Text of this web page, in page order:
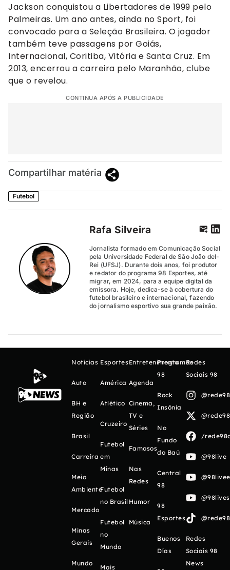
Jackson conquistou a Libertadores de 1999 pelo
Palmeiras. Um ano antes, ainda no Sport, foi
convocado para a Seleção Brasileira. O jogador
também teve passagens por Goiás,
Internacional, Coritiba, Vitória e Santa Cruz. Em
2013, encerrou a carreira pelo Maranhão, clube
que o revelou.
CONTINUA APÓS A PUBLICIDADE
Compartilhar matéria
Futebol
Rafa Silveira
Jornalista formado em Comunicação Social
pela Universidade Federal de São João del-
Rei (UFSJ). Durante dois anos, foi produtor
e redator do programa 98 Esportes, até
migrar, em 2024, para a equipe digital da
emissora. Hoje, dedica-se à cobertura do
futebol brasileiro e internacional, fazendo
do jornalismo esportivo sua grande paixão.
Notícias
Auto
BH e
Região
Brasil
Carreira
Meio
Ambiente
Mercado
Minas
Gerais
Mundo
Esportes
América
Atlético
Cruzeiro
Futebol
em
Minas
Futebol
no Brasil
Futebol
no
Mundo
Mais
Entretenimento
Agenda
Cinema,
TV e
Séries
Famosos
Nas
Redes
Humor
Música
Programas
98
Rock
Insônia
No
Fundo
do Baú
Central
98
98
Esportes
Buenos
Días
Redes
Sociais 98
/
@98live
Redes
Sociais 98
News